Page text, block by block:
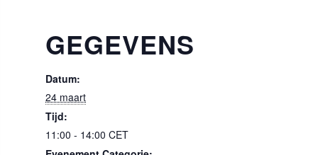
GEGEVENS
Datum:
24 maart
Tijd:
11:00 - 14:00 CET